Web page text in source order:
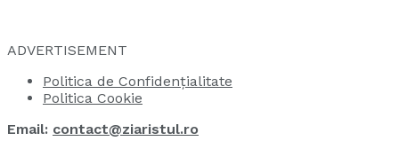
ADVERTISEMENT
Politica de Confidențialitate
Politica Cookie
Email: contact@ziaristul.ro